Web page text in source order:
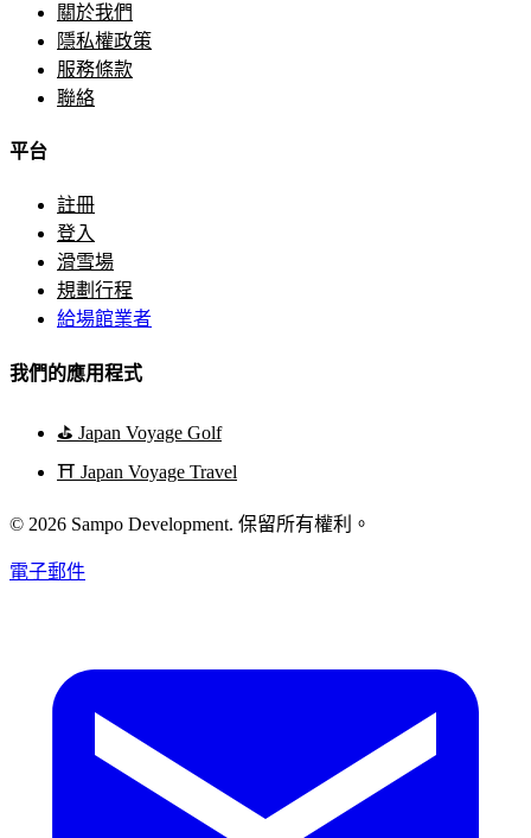
關於我們
隱私權政策
服務條款
聯絡
平台
註冊
登入
滑雪場
規劃行程
給場館業者
我們的應用程式
⛳ Japan Voyage Golf
⛩️ Japan Voyage Travel
© 2026 Sampo Development. 保留所有權利。
電子郵件